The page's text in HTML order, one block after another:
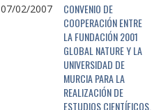
07/02/2007
CONVENIO DE
COOPERACIÓN ENTRE
LA FUNDACIÓN 2001
GLOBAL NATURE Y LA
UNIVERSIDAD DE
MURCIA PARA LA
REALIZACIÓN DE
ESTUDIOS CIENTÍFICOS,